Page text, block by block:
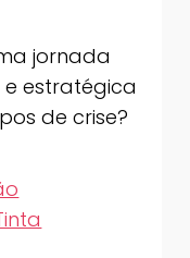
jornada
estratégica
de crise?